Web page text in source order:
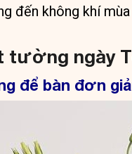
đến không khí
tường ngày
để bàn đơn